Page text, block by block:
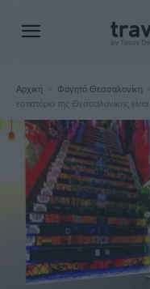
Αρχική Φαγητό Θεσσαλονίκη
εστιατόριο της Θεσσαλονίκης